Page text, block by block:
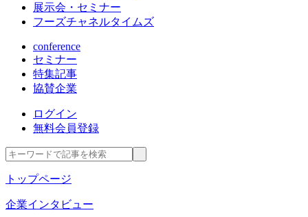
展示会・セミナー
フーズチャネルタイムズ
conference
セミナー
特集記事
協賛企業
ログイン
無料会員登録
トップページ
企業インタビュー